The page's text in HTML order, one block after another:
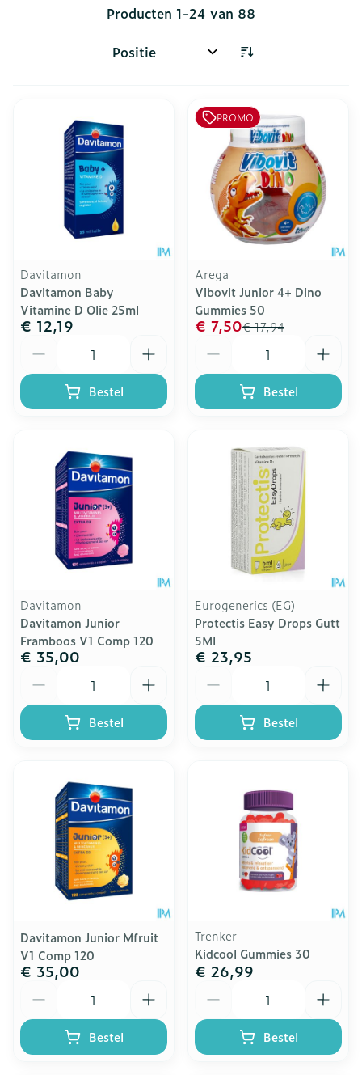
Producten 1-24 van 88
Sorteer op:
Davitamon
Davitamon Baby
Vitamine D Olie 25ml
€ 12,19
Bestel
PROMO
Arega
Vibovit Junior 4+ Dino
Gummies 50
€ 17,94
€ 7,50
Bestel
Davitamon
Davitamon Junior
Framboos V1 Comp 120
€ 35,00
Bestel
Eurogenerics (EG)
Protectis Easy Drops Gutt
5Ml
€ 23,95
Bestel
Davitamon Junior Mfruit
V1 Comp 120
€ 35,00
Bestel
Trenker
Kidcool Gummies 30
€ 26,99
Bestel